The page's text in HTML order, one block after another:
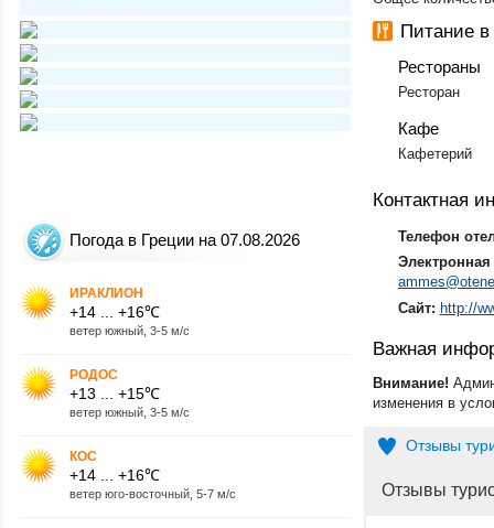
Погода в Греции на 07.08.2026
ИРАКЛИОН
+14 ... +16℃
ветер южный, 3-5 м/с
РОДОС
+13 ... +15℃
ветер южный, 3-5 м/с
КОС
+14 ... +16℃
ветер юго-восточный, 5-7 м/с
Питание в
Рестораны
Ресторан
Кафе
Кафетерий
Контактная
Телефон
Электронная
Сайт: http://
Важная
Внимание!
изменения в
Отзывы
Отзывы